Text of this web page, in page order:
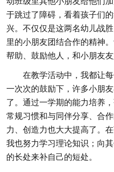
于跳过了障碍，看着孩子们
兴。不仅仅是这两名幼儿战
里的小朋友团结合作的精神
帮助、鼓励他人，和小朋友友
在教学活动中，我都让
一次次的鼓励下，许多小朋
了。通过一学期的能力培养
常规习惯和与同伴分享、合
力、创造力也大大提高了。
我也努力学习理论知识；向
的长处来补自己的短处。